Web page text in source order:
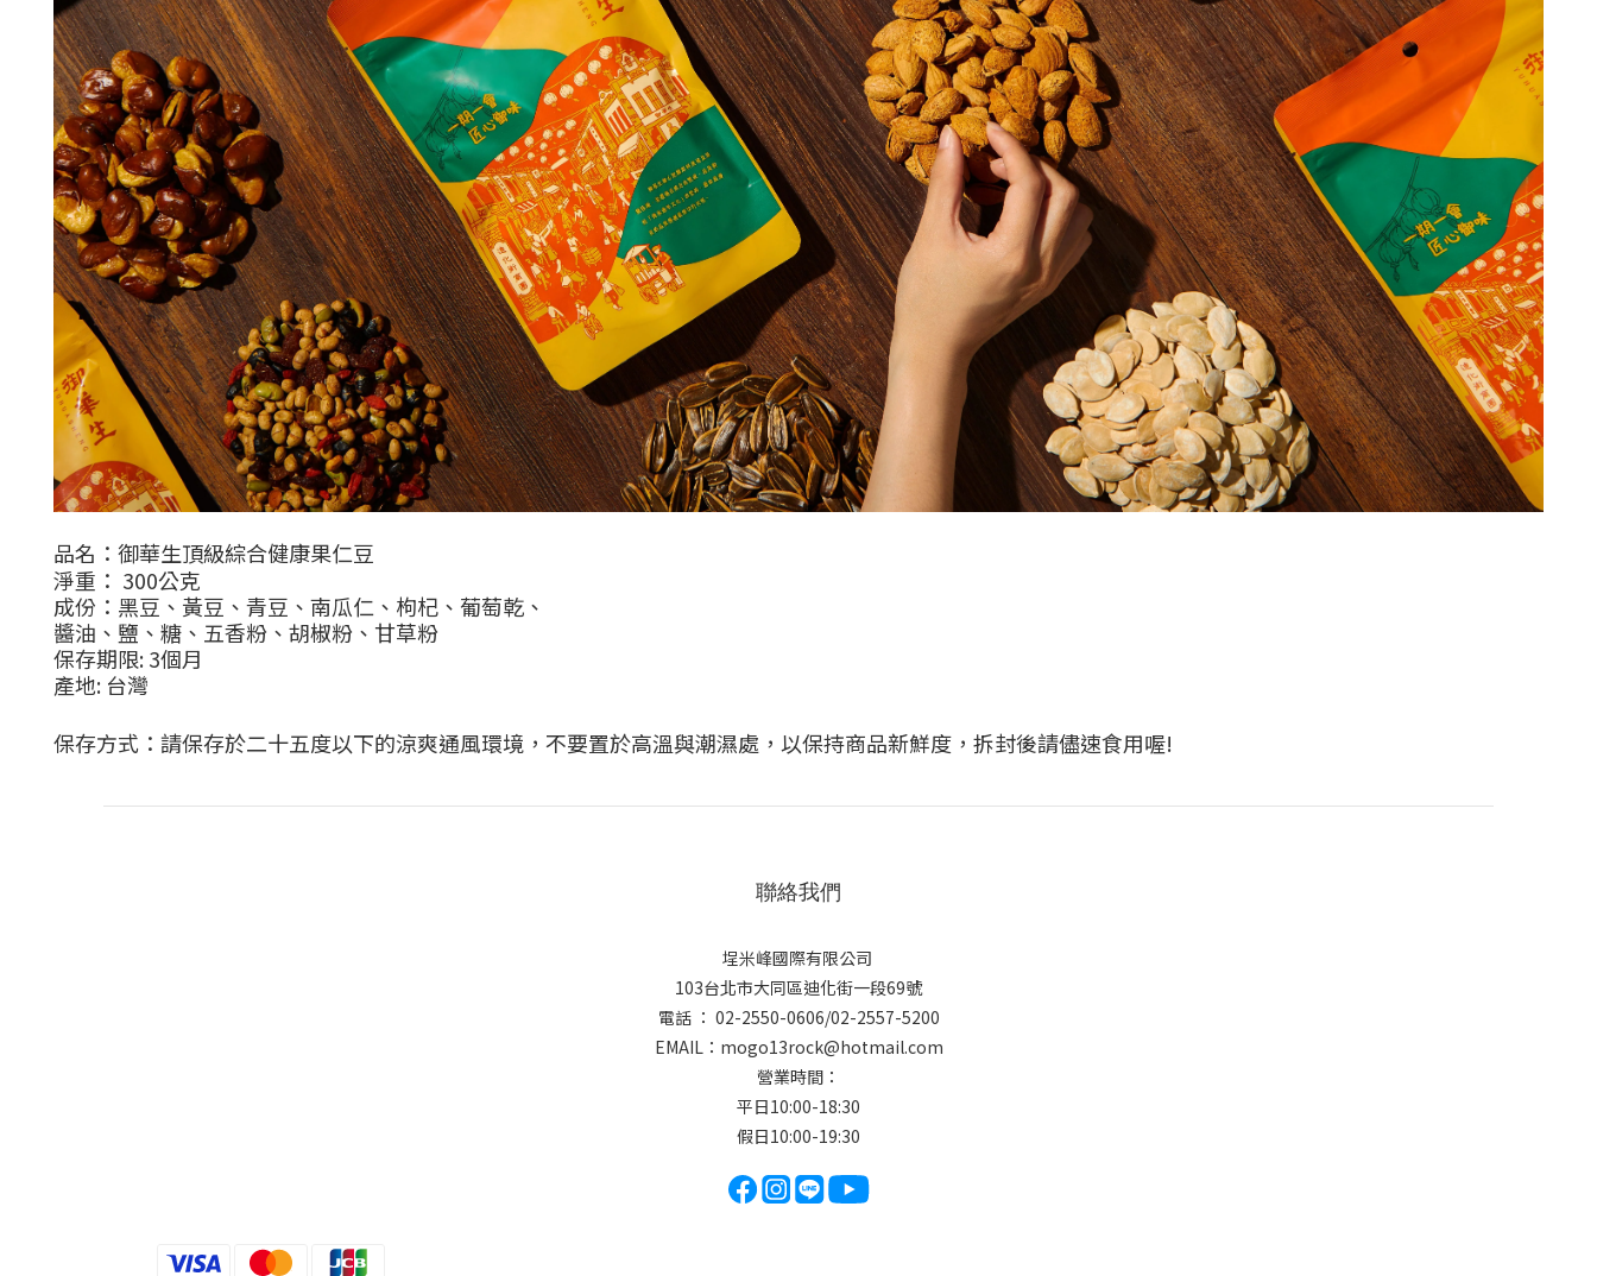
品名：御華生頂級綜合健康果仁豆
淨重： 300公克
成份：黑豆、黃豆、青豆、南瓜仁、枸杞、葡萄乾、
醬油、鹽、糖、五香粉、胡椒粉、甘草粉
保存期限: 3個月
產地: 台灣
保存方式：請保存於二十五度以下的涼爽通風環境，不要置於高溫與潮濕處，以保持商品新鮮度，拆封後請儘速食用喔!
聯絡我們
埕米峰國際有限公司
103台北市大同區迪化街一段69號
電話 ： 02-2550-0606/02-2557-5200
EMAIL： mogo13rock@hotmail.com
營業時間：
平日10:00-18:30
假日10:00-19:30